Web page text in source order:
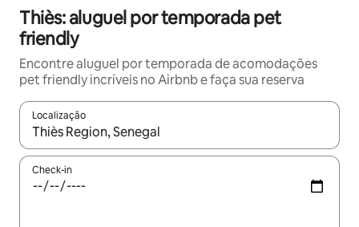
Thiès: aluguel por temporada pet
friendly
Encontre aluguel por temporada de acomodações
pet friendly incríveis no Airbnb e faça sua reserva
Localização
Quando os resultados estiverem disponíveis, explore-os
Check-in